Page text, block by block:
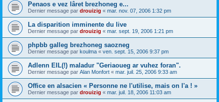
Penaos e vez lâret brezhoneg e...
Dernier message par drouizig « mar. nov. 07, 2006 1:32 pm
La disparition imminente du live
Dernier message par drouizig « mar. sept. 19, 2006 1:21 pm
phpbb galleg brezhoneg saozneg
Dernier message par koulma « ven. sept. 15, 2006 9:37 pm
Adlenn EIL(!) maladur "Geriaoueg ar vuhez foran".
Dernier message par Alan Monfort « mar. juil. 25, 2006 9:33 am
Office en alsacien « Personne ne l'utilise, mais on l'a ! »
Dernier message par drouizig « mar. juil. 18, 2006 11:03 am